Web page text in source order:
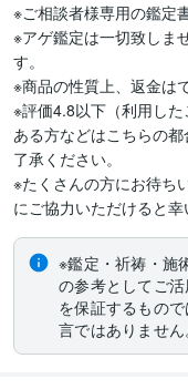
※ご相談者様専用の鑑定
※アゲ鑑定は一切致しま
す。
※商品の性質上、返金は
※評価4.8以下（利用し
ある方などはこちらの
了承ください。
※たくさんの方にお待ち
にご協力いただけると幸
※鑑定・祈祷・施
の参考としてご
を保証するもの
言ではありません